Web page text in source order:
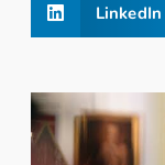
LinkedIn